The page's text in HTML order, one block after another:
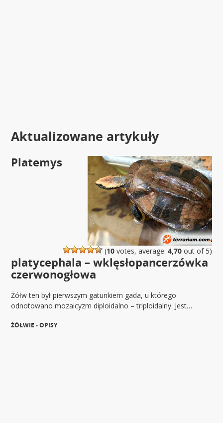
Aktualizowane artykuły
(10votes, average: 4,70out of 5)
Platemys
platycephala – wklęsłopancerzówka
czerwonogłowa
Żółw ten był pierwszym gatunkiem gada, u którego
odnotowano mozaicyzm diploidalno – triploidalny. Jest…
ŻÓŁWIE - OPISY